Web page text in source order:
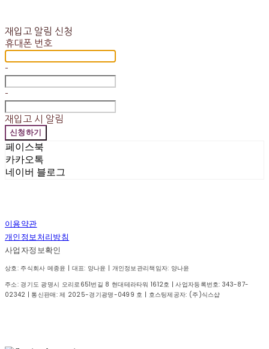
재입고 알림 신청
휴대폰 번호
-
-
재입고 시 알림
신청하기
페이스북
카카오톡
네이버 블로그
이용약관
개인정보처리방침
사업자정보확인
상호: 주식회사 메종윤 | 대표: 양나윤 | 개인정보관리책임자: 양나윤
주소: 경기도 광명시 오리로651번길 8 현대테라타워 1612호 | 사업자등록번호:343-87-
02342 | 통신판매:제 2025-경기광명-0499 호 | 호스팅제공자: (주)식스샵